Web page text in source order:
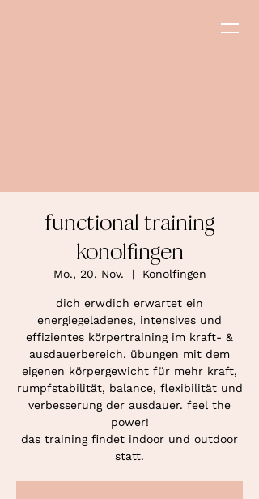
functional training
konolfingen
Mo., 20. Nov.
  |
Konolfingen
dich erwdich erwartet ein
energiegeladenes, intensives und
effizientes körpertraining im kraft- &
ausdauerbereich. übungen mit dem
eigenen körpergewicht für mehr kraft,
rumpfstabilität, balance, flexibilität und
verbesserung der ausdauer. feel the
power!
das training findet indoor und outdoor
statt.